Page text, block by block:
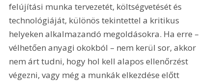
felújítási munka tervezetét, költségvetését és
technológiáját, különös tekintettel a kritikus
helyeken alkalmazandó megoldásokra. Ha erre –
vélhetően anyagi okokból – nem kerül sor, akkor
nem árt tudni, hogy hol kell alapos ellenőrzést
végezni, vagy még a munkák elkezdése előtt